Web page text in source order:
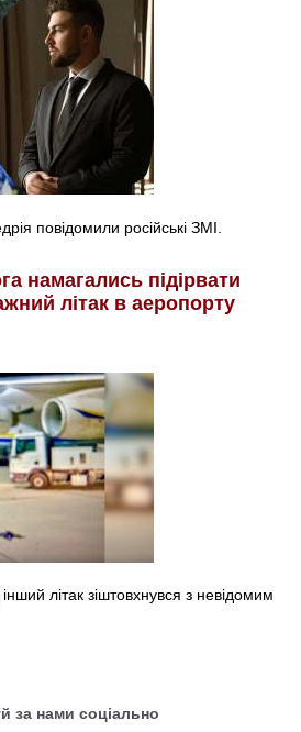
повідомили російські ЗМІ.
намагались підірвати
літак в аеропорту
літак зіштовхнувся з невідомим
за нами соціально